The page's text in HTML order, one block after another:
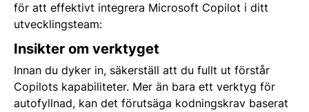
för att effektivt integrera Microsoft Copilot i ditt
utvecklingsteam:
Insikter om verktyget
Innan du dyker in, säkerställ att du fullt ut förstår
Copilots kapabiliteter. Mer än bara ett verktyg för
autofyllnad, kan det förutsäga kodningskrav baserat